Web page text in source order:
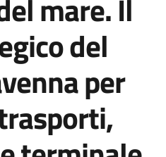
mare. Il
del
per